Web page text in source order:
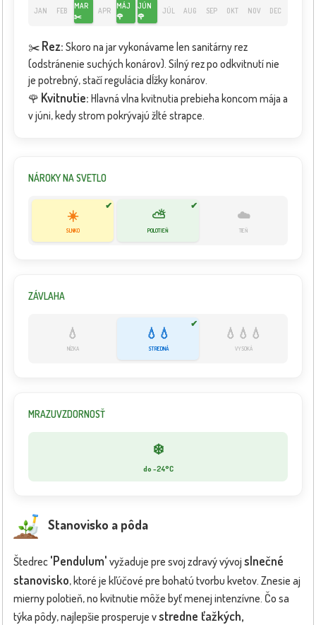
JAN FEB
MAR
✂️
APR
MÁJ
🌹
JÚN
🌹
JÚL AUG SEP OKT NOV DEC
✂️ Rez: Skoro na jar vykonávame len sanitárny rez
(odstránenie suchých konárov). Silný rez po odkvitnutí nie
je potrebný, stačí regulácia dĺžky konárov.
🌹 Kvitnutie: Hlavná vlna kvitnutia prebieha koncom mája a
v júni, kedy strom pokrývajú žlté strapce.
NÁROKY NA SVETLO
✔
☀️
SLNKO
✔
⛅
POLOTIEŇ
☁️
TIEŇ
ZÁVLAHA
💧
NÍZKA
✔
💧💧
STREDNÁ
💧💧💧
VYSOKÁ
MRAZUVZDORNOSŤ
❄️
do -24°C
Stanovisko a pôda
Štedrec 'Pendulum' vyžaduje pre svoj zdravý vývoj slnečné
stanovisko, ktoré je kľúčové pre bohatú tvorbu kvetov. Znesie aj
mierny polotieň, no kvitnutie môže byť menej intenzívne. Čo sa
týka pôdy, najlepšie prosperuje vstredne ťažkých,